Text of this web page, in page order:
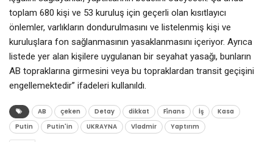
toplam 680 kişi ve 53 kuruluş için geçerli olan kısıtlayıcı
önlemler, varlıkların dondurulmasını ve listelenmiş kişi ve
kuruluşlara fon sağlanmasının yasaklanmasını içeriyor. Ayrıca
listede yer alan kişilere uygulanan bir seyahat yasağı, bunların
AB topraklarına girmesini veya bu topraklardan transit geçişini
engellemektedir” ifadeleri kullanıldı.
AB çeken Detay dikkat Fi̇nans İş
Kasa
Putin
Putin'in UKRAYNA Vladmir Yaptırım